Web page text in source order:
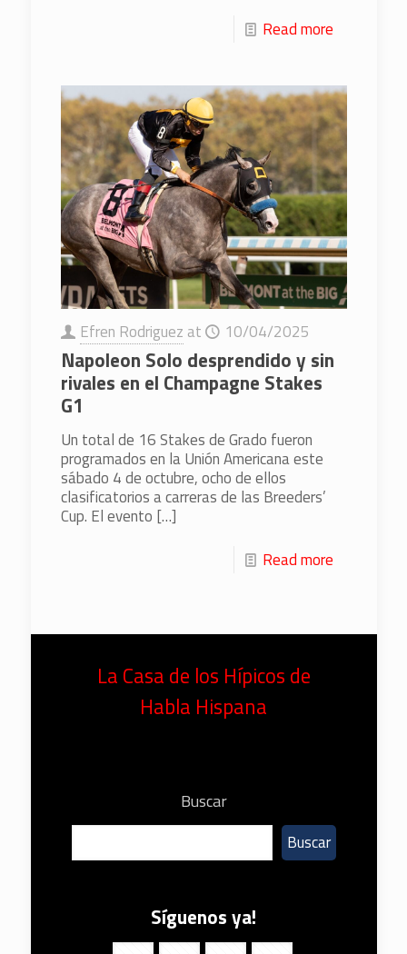
Read more
Efren Rodriguez at 10/04/2025
Napoleon Solo desprendido y sin
rivales en el Champagne Stakes
G1
Un total de 16 Stakes de Grado fueron
programados en la Unión Americana este
sábado 4 de octubre, ocho de ellos
clasificatorios a carreras de las Breeders’
Cup. El evento […]
Read more
La Casa de los Hípicos de
Habla Hispana
Buscar
Buscar
Síguenos ya!